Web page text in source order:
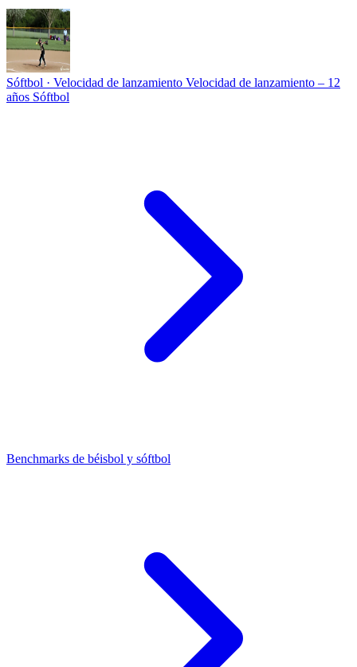
Sóftbol · Velocidad de lanzamiento Velocidad de lanzamiento – 12
años Sóftbol
Benchmarks de béisbol y sóftbol